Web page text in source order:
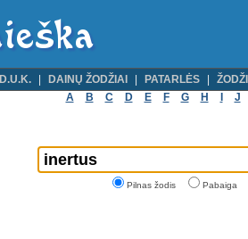
D.U.K. DAINŲ ŽODŽIAI PATARLĖS
A
B C D E F G H J
Pilnas žodis Pabaiga